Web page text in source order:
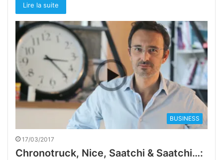
Lire la suite
BUSINESS
17/03/2017
Chronotruck, Nice, Saatchi & Saatchi…: